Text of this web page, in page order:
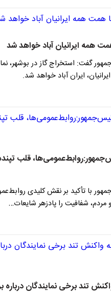
همت همه ایرانیان آباد خواهد شد
گفت: استخراج گاز در بوشهر،
ایران آباد خواهد شد.
قلب
با تأکید بر نقش کلیدی
شفافیت را پادزهر شایعات…
تند برخی نمایندگان درباره